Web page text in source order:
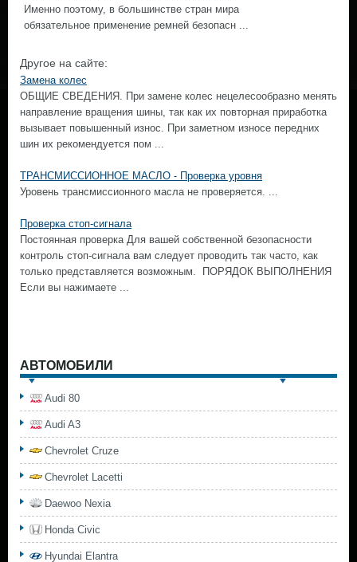
Именно поэтому, в большинстве стран мира
обязательное применение ремней безопасн ...
Другое на сайте:
Замена колес
ОБЩИЕ СВЕДЕНИЯ. При замене колес нецелесообразно менять
направление вращения шины, так как их повторная приработка
вызывает повышенный износ. При заметном износе передних
шин их рекомендуется пом ...
ТРАНСМИССИОННОЕ МАСЛО - Проверка уровня
Уровень трансмиссионного масла не проверяется. ...
Проверка стоп-сигнала
Постоянная проверка Для вашей собственной безопасности
контроль стоп-сигнала вам следует проводить так часто, как
только представляется возможным. ПОРЯДОК ВЫПОЛНЕНИЯ
Если вы нажимаете ...
АВТОМОБИЛИ
Audi 80
Audi A3
Chevrolet Cruze
Chevrolet Lacetti
Daewoo Nexia
Honda Civic
Hyundai Elantra